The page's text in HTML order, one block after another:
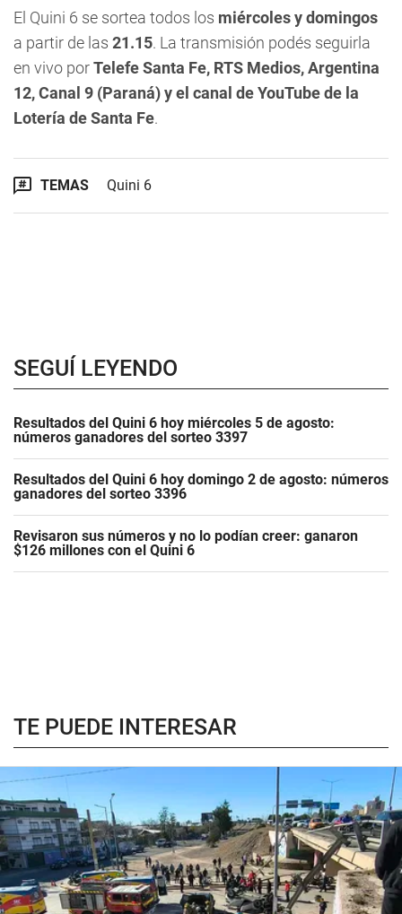
El Quini 6 se sortea todos los miércoles y domingos
a partir de las 21.15. La transmisión podés seguirla
en vivo porTelefe Santa Fe, RTS Medios, Argentina
12, Canal 9 (Paraná) y el canal de YouTube de la
Lotería de Santa Fe.
TEMAS Quini 6
SEGUÍ LEYENDO
Resultados del Quini 6 hoy miércoles 5 de agosto:
números ganadores del sorteo 3397
Resultados del Quini 6 hoy domingo 2 de agosto: números
ganadores del sorteo 3396
Revisaron sus números y no lo podían creer: ganaron
$126 millones con el Quini 6
TE PUEDE INTERESAR